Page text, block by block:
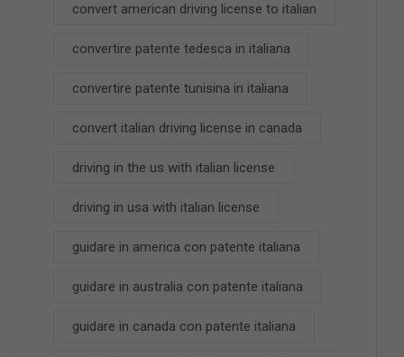
convert american driving license to italian
convertire patente tedesca in italiana
convertire patente tunisina in italiana
convert italian driving license in canada
driving in the us with italian license
driving in usa with italian license
guidare in america con patente italiana
guidare in australia con patente italiana
guidare in canada con patente italiana